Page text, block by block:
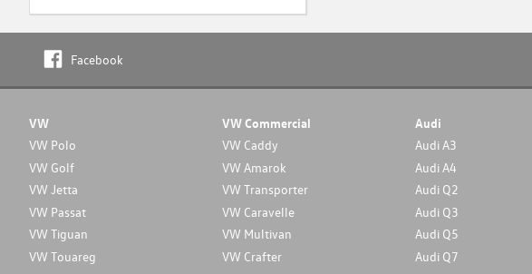
Facebook
VW
VW Polo
VW Golf
VW Jetta
VW Passat
VW Tiguan
VW Touareg
VW Commercial
VW Caddy
VW Amarok
VW Transporter
VW Caravelle
VW Multivan
VW Crafter
Audi
Audi A3
Audi A4
Audi Q2
Audi Q3
Audi Q5
Audi Q7